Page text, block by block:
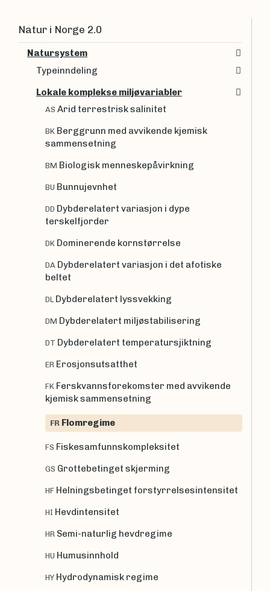
Natur i Norge 2.0
Natursystem
Typeinndeling
Lokale komplekse miljøvariabler
AS Arid terrestrisk salinitet
BK Berggrunn med avvikende kjemisk
sammensetning
BM Biologisk menneskepåvirkning
BU Bunnujevnhet
DD Dybderelatert variasjon i dype
terskelfjorder
DK Dominerende kornstørrelse
DA Dybderelatert variasjon i det afotiske
beltet
DL Dybderelatert lyssvekking
DM Dybderelatert miljøstabilisering
DT Dybderelatert temperatursjiktning
ER Erosjonsutsatthet
FK Ferskvannsforekomster med avvikende
kjemisk sammensetning
FR Flomregime
FS Fiskesamfunnskompleksitet
GS Grottebetinget skjerming
HF Helningsbetinget forstyrrelsesintensitet
HI Hevdintensitet
HR Semi-naturlig hevdregime
HU Humusinnhold
HY Hydrodynamisk regime